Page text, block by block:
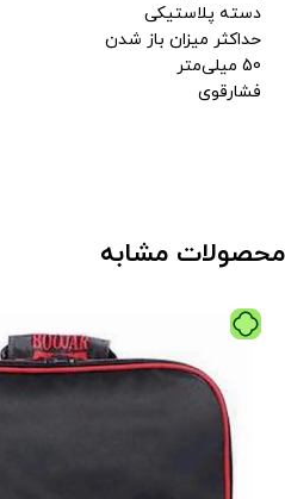
دسته پلاستیکی
حداکثر میزان باز شدن
50 میلی‌متر
فشارقوی
محصولات مشابه